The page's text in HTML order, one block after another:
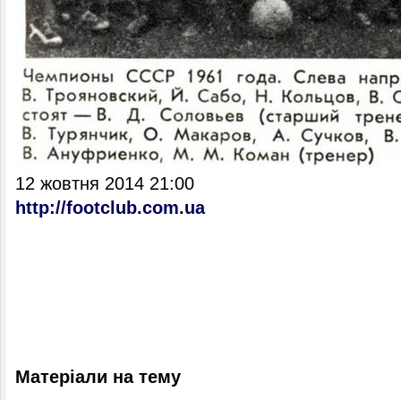
12 жовтня 2014 21:00
http://footclub.com.ua
Матеріали на тему